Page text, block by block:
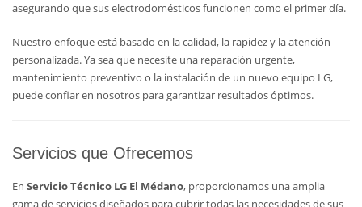
asegurando que sus electrodomésticos funcionen como el primer día.
Nuestro enfoque está basado en la calidad, la rapidez y la atención
personalizada. Ya sea que necesite una reparación urgente,
mantenimiento preventivo o la instalación de un nuevo equipo LG,
puede confiar en nosotros para garantizar resultados óptimos.
Servicios que Ofrecemos
En Servicio Técnico LG El Médano, proporcionamos una amplia
gama de servicios diseñados para cubrir todas las necesidades de sus